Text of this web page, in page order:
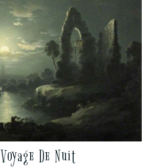
Voyage De Nuit